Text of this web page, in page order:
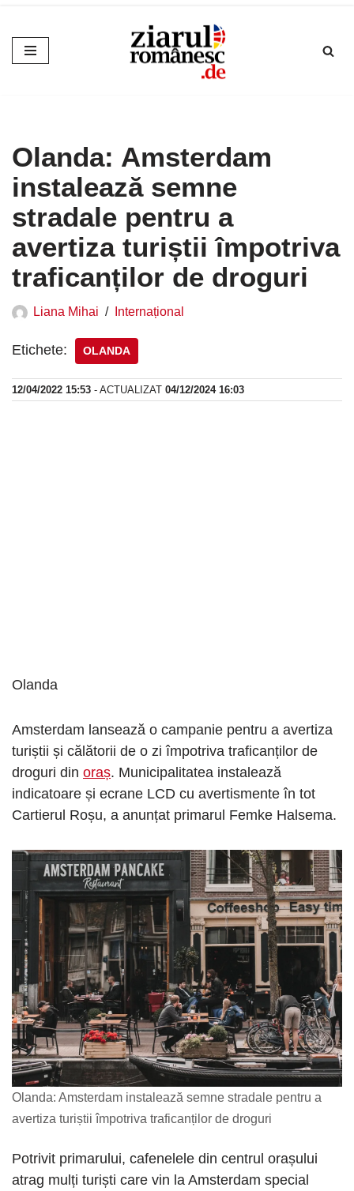
Sari
la
Olanda: Amsterdam
instalează semne
stradale pentru a
avertiza turiștii împotriva
traficanților de droguri
Liana Mihai Internațional
Etichete: OLANDA
12/04/2022 15:53 - ACTUALIZAT 04/12/2024 16:03
Olanda
Amsterdam lansează o campanie pentru a avertiza
turiștii și călătorii de o zi împotriva traficanților de
droguri din oraș. Municipalitatea instalează
indicatoare și ecrane LCD cu avertismente în tot
Cartierul Roșu, a anunțat primarul Femke Halsema.
Olanda: Amsterdam instalează semne stradale pentru a
avertiza turiștii împotriva traficanților de droguri
Potrivit primarului, cafenelele din centrul orașului
atrag mulți turiști care vin la Amsterdam special